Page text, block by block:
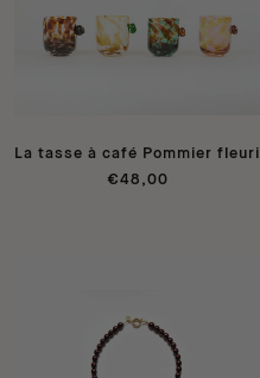
La tasse à café Pommier fleuri
€48,00